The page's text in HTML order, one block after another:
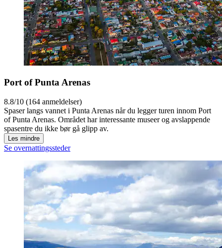
Port of Punta Arenas
8.8/10 (164 anmeldelser)
Spaser langs vannet i Punta Arenas når du legger turen innom Port
of Punta Arenas. Området har interessante museer og avslappende
spasentre du ikke bør gå glipp av.
Les mindre
Se overnattingssteder